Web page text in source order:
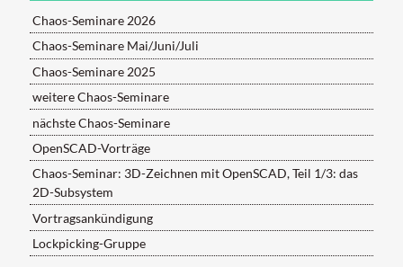
Chaos-Seminare 2026
Chaos-Seminare Mai/Juni/Juli
Chaos-Seminare 2025
weitere Chaos-Seminare
nächste Chaos-Seminare
OpenSCAD-Vorträge
Chaos-Seminar: 3D-Zeichnen mit OpenSCAD, Teil 1/3: das
2D-Subsystem
Vortragsankündigung
Lockpicking-Gruppe